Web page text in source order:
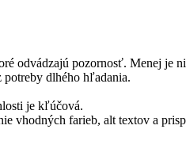
odvádzajú pozornosť. Menej je
dlhého hľadania.
je kľúčová.
vhodných farieb, alt textov a